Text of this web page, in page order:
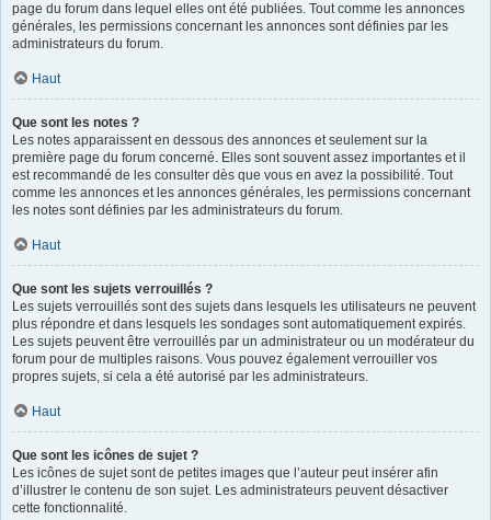
page du forum dans lequel elles ont été publiées. Tout comme les annonces
générales, les permissions concernant les annonces sont définies par les
administrateurs du forum.
Haut
Que sont les notes ?
Les notes apparaissent en dessous des annonces et seulement sur la
première page du forum concerné. Elles sont souvent assez importantes et il
est recommandé de les consulter dès que vous en avez la possibilité. Tout
comme les annonces et les annonces générales, les permissions concernant
les notes sont définies par les administrateurs du forum.
Haut
Que sont les sujets verrouillés ?
Les sujets verrouillés sont des sujets dans lesquels les utilisateurs ne peuvent
plus répondre et dans lesquels les sondages sont automatiquement expirés.
Les sujets peuvent être verrouillés par un administrateur ou un modérateur du
forum pour de multiples raisons. Vous pouvez également verrouiller vos
propres sujets, si cela a été autorisé par les administrateurs.
Haut
Que sont les icônes de sujet ?
Les icônes de sujet sont de petites images que l’auteur peut insérer afin
d’illustrer le contenu de son sujet. Les administrateurs peuvent désactiver
cette fonctionnalité.